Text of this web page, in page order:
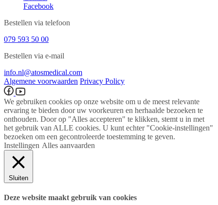
Facebook
Bestellen via telefoon
079 593 50 00
Bestellen via e-mail
info.nl@atosmedical.com
Algemene voorwaarden Privacy Policy
We gebruiken cookies op onze website om u de meest relevante
ervaring te bieden door uw voorkeuren en herhaalde bezoeken te
onthouden. Door op "Alles accepteren" te klikken, stemt u in met
het gebruik van ALLE cookies. U kunt echter "Cookie-instellingen"
bezoeken om een ​​gecontroleerde toestemming te geven.
Instellingen Alles aanvaarden
Sluiten
Deze website maakt gebruik van cookies